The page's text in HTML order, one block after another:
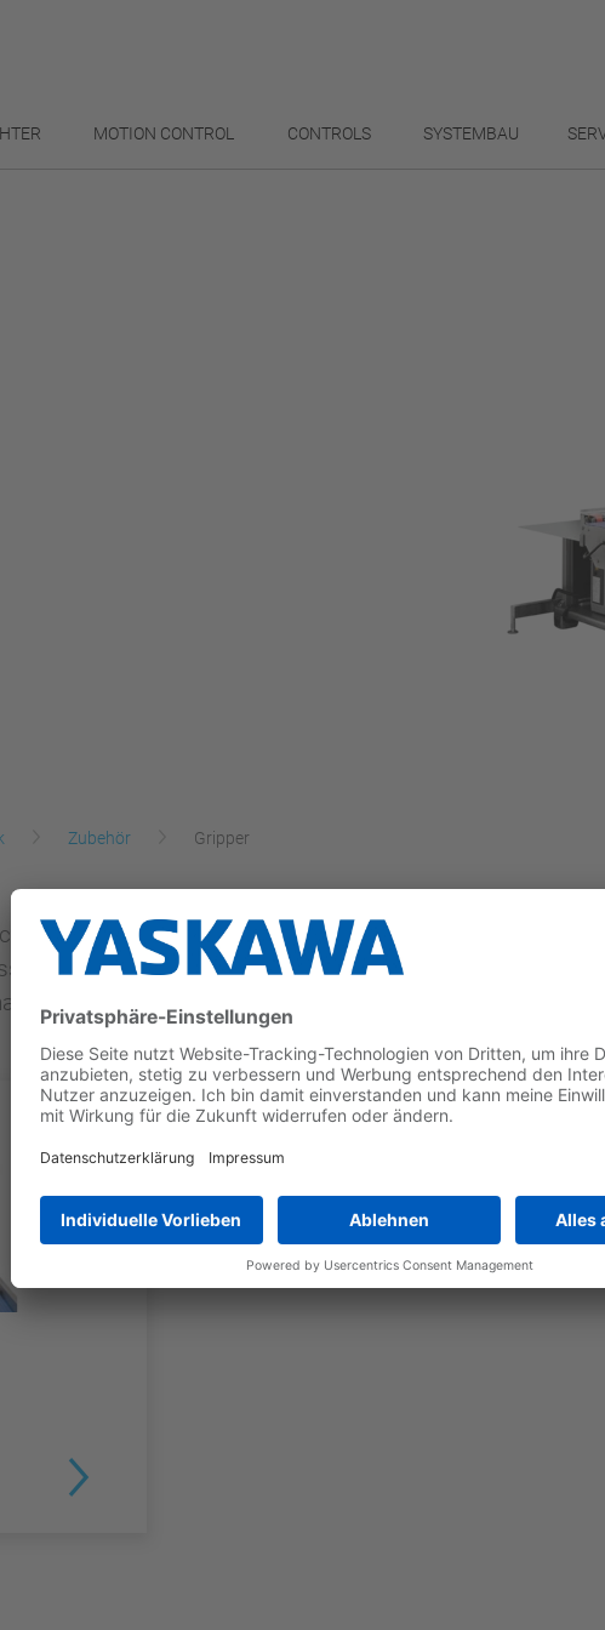
MOTION CONTROL CONTROLS SYSTEMBAU
Zubehör Gripper
wurde entwickelt, um die
zu erfüllen.
eine lange Lebensdauer und verarbeitet die meisten